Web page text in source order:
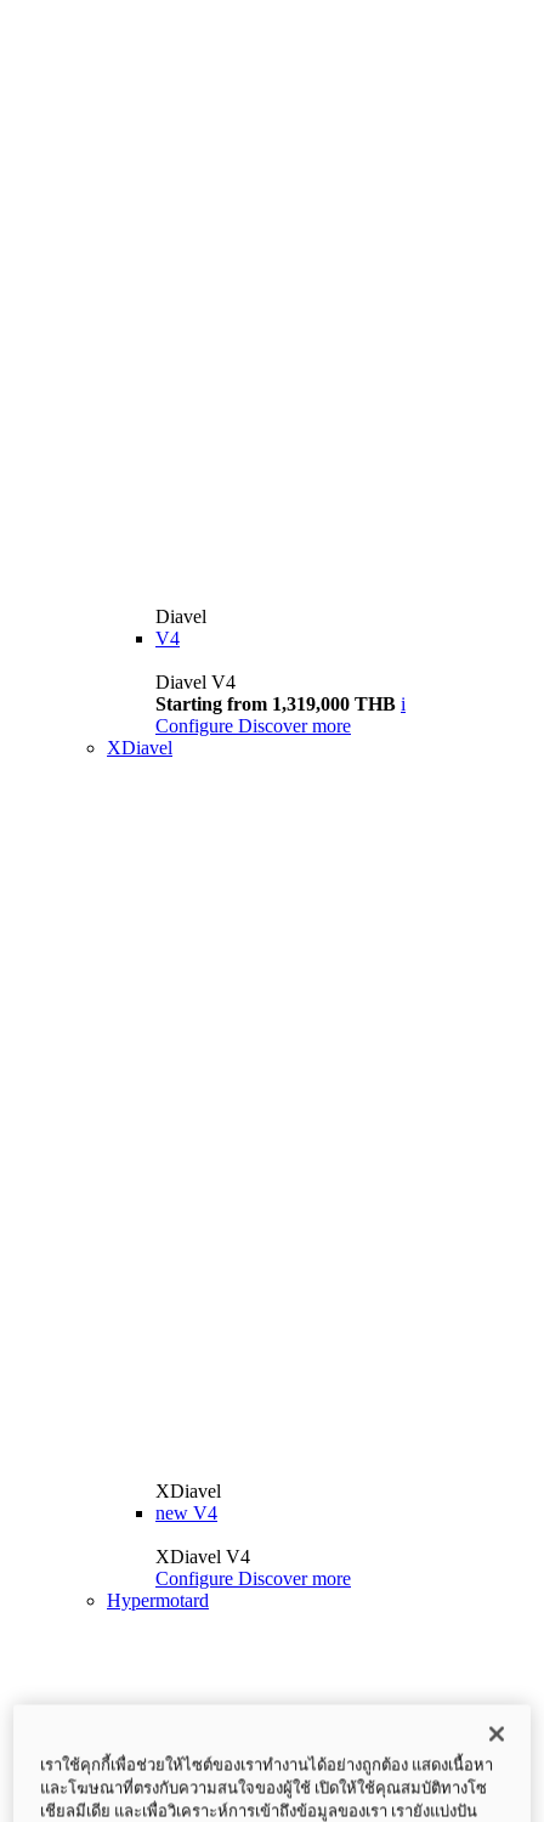
Diavel
V4
Diavel V4
Starting from 1,319,000 THB i
Configure Discover more
XDiavel
XDiavel
new V4
XDiavel V4
Configure Discover more
Hypermotard
เราใช้คุกกี้เพื่อช่วยให้ไซต์ของเราทำงานได้อย่างถูกต้อง แสดงเนื้อหา
และโฆษณาที่ตรงกับความสนใจของผู้ใช้ เปิดให้ใช้คุณสมบัติทางโซ
เชียลมีเดีย และเพื่อวิเคราะห์การเข้าถึงข้อมูลของเรา เรายังแบ่งปัน